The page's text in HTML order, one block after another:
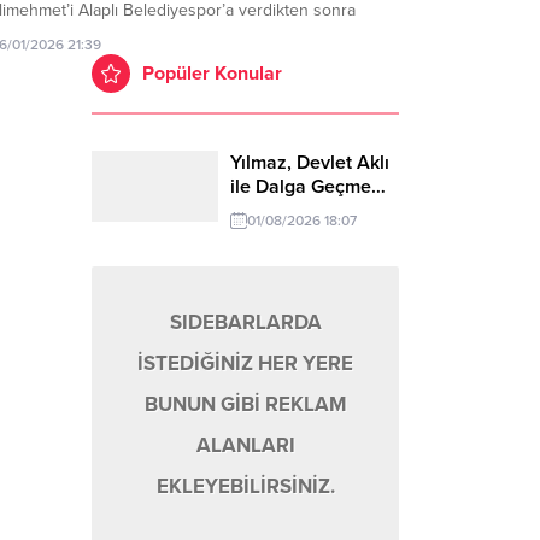
Alaplı Belediyespor’a verdikten sonra
bürünmüştü. Transfer çalışmalarını sessizce
Zonguldak Ereğli Spor yine 3. Lig takımlarından
İdman Yurduspor’da forma giyen Kaleci Hasan
gece yarısı operasyonu ile kadrosuna...
01/2026 21:39
Popüler Konular
Yılmaz, Devlet Aklı
ile Dalga Geçme…
01/08/2026 18:07
SIDEBARLARDA
İSTEDİĞİNİZ HER YERE
BUNUN GİBİ REKLAM
ALANLARI
EKLEYEBİLİRSİNİZ.